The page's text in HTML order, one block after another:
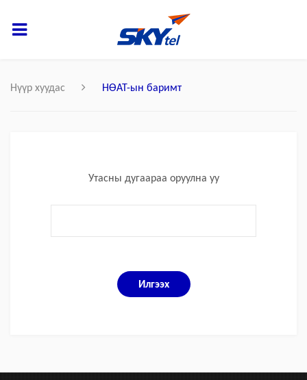
Нүүр хуудас НӨАТ-ын баримт
Утасны дугаараа оруулна уу
Илгээх